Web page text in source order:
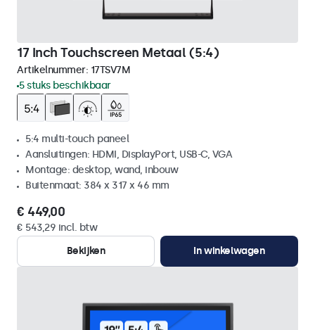
17 Inch Touchscreen Metaal (5:4)
Artikelnummer: 17TSV7M
5 stuks beschikbaar
5:4 multi-touch paneel
Aansluitingen: HDMI, DisplayPort, USB-C, VGA
Montage: desktop, wand, inbouw
Buitenmaat: 384 x 317 x 46 mm
€ 449,00
€ 543,29 incl. btw
Bekijken
In winkelwagen